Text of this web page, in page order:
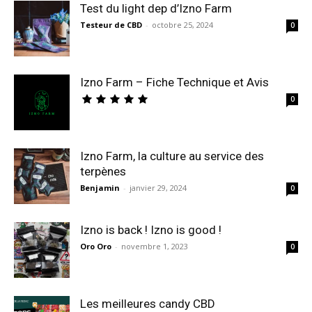
Test du light dep d’Izno Farm
Testeur de CBD - octobre 25, 2024 0
Izno Farm – Fiche Technique et Avis
0
Izno Farm, la culture au service des
terpènes
Benjamin - janvier 29, 2024 0
Izno is back ! Izno is good !
Oro Oro - novembre 1, 2023 0
Les meilleures candy CBD